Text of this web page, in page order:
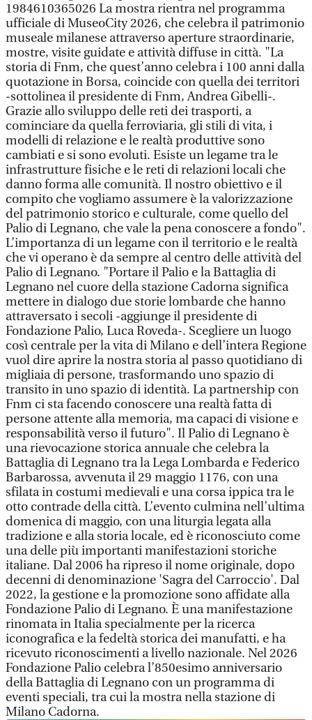
1984610365026 La mostra rientra nel programma
ufficiale di MuseoCity 2026, che celebra il patrimonio
museale milanese attraverso aperture straordinarie,
mostre, visite guidate e attività diffuse in città. "La
storia di Fnm, che quest’anno celebra i 100 anni dalla
quotazione in Borsa, coincide con quella dei territori
-sottolinea il presidente di Fnm, Andrea Gibelli-.
Grazie allo sviluppo delle reti dei trasporti, a
cominciare da quella ferroviaria, gli stili di vita, i
modelli di relazione e le realtà produttive sono
cambiati e si sono evoluti. Esiste un legame tra le
infrastrutture fisiche e le reti di relazioni locali che
danno forma alle comunità. Il nostro obiettivo e il
compito che vogliamo assumere è la valorizzazione
del patrimonio storico e culturale, come quello del
Palio di Legnano, che vale la pena conoscere a fondo".
L’importanza di un legame con il territorio e le realtà
che vi operano è da sempre al centro delle attività del
Palio di Legnano. "Portare il Palio e la Battaglia di
Legnano nel cuore della stazione Cadorna significa
mettere in dialogo due storie lombarde che hanno
attraversato i secoli -aggiunge il presidente di
Fondazione Palio, Luca Roveda-. Scegliere un luogo
così centrale per la vita di Milano e dell’intera Regione
vuol dire aprire la nostra storia al passo quotidiano di
migliaia di persone, trasformando uno spazio di
transito in uno spazio di identità. La partnership con
Fnm ci sta facendo conoscere una realtà fatta di
persone attente alla memoria, ma capaci di visione e
responsabilità verso il futuro". Il Palio di Legnano è
una rievocazione storica annuale che celebra la
Battaglia di Legnano tra la Lega Lombarda e Federico
Barbarossa, avvenuta il 29 maggio 1176, con una
sfilata in costumi medievali e una corsa ippica tra le
otto contrade della città. L’evento culmina nell’ultima
domenica di maggio, con una liturgia legata alla
tradizione e alla storia locale, ed è riconosciuto come
una delle più importanti manifestazioni storiche
italiane. Dal 2006 ha ripreso il nome originale, dopo
decenni di denominazione 'Sagra del Carroccio'. Dal
2022, la gestione e la promozione sono affidate alla
Fondazione Palio di Legnano. È una manifestazione
rinomata in Italia specialmente per la ricerca
iconografica e la fedeltà storica dei manufatti, e ha
ricevuto riconoscimenti a livello nazionale. Nel 2026
Fondazione Palio celebra l’850esimo anniversario
della Battaglia di Legnano con un programma di
eventi speciali, tra cui la mostra nella stazione di
Milano Cadorna.